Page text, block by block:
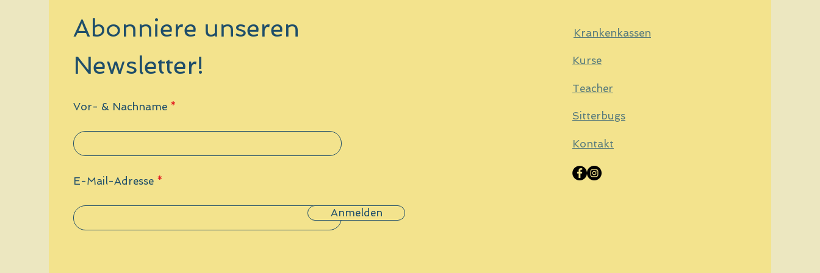
Abonniere unseren
Newsletter!
Vor- & Nachname
E-Mail-Adresse
Anmelden
Krankenkassen
Kurse
Teacher
Sitterbugs
Kontakt